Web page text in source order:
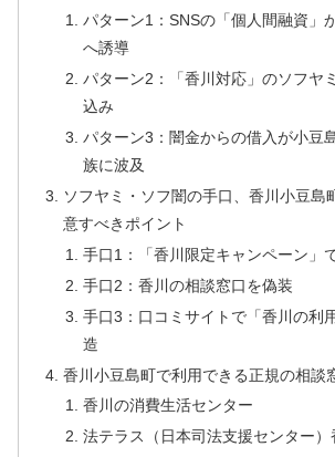
パターン1：SNSの「個人間融資」
へ誘導
パターン2：「香川対応」のソフヤ
込み
パターン3：闇金からの借入が小豆
族に波及
ソフヤミ・ソフ闇の手口、香川小豆島
意すべきポイント
手口1：「香川限定キャンペーン」
手口2：香川の相談窓口を偽装
手口3：口コミサイトで「香川の利
造
香川小豆島町で利用できる正規の相談
香川の消費生活センター
法テラス（日本司法支援センター）